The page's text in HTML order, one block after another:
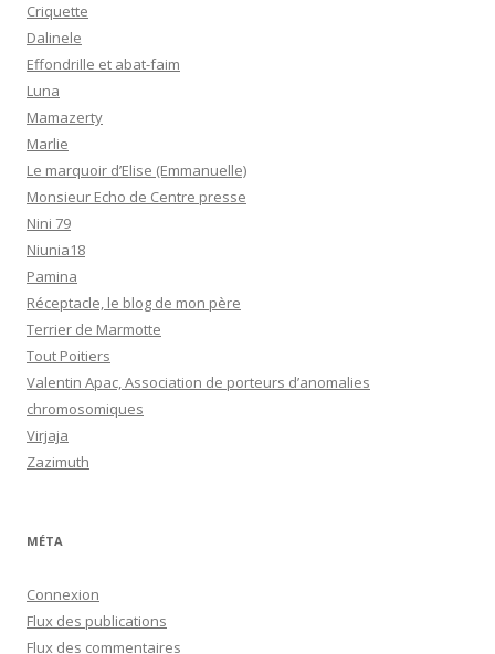
Criquette
Dalinele
Effondrille et abat-faim
Luna
Mamazerty
Marlie
Le marquoir d’Elise (Emmanuelle)
Monsieur Echo de Centre presse
Nini 79
Niunia18
Pamina
Réceptacle, le blog de mon père
Terrier de Marmotte
Tout Poitiers
Valentin Apac, Association de porteurs d’anomalies
chromosomiques
Virjaja
Zazimuth
MÉTA
Connexion
Flux des publications
Flux des commentaires